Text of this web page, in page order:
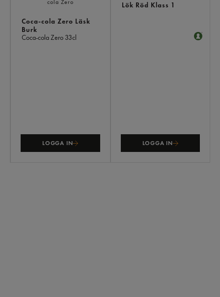
Coca-cola Zero Läsk
Burk
Coca-cola Zero 33cl
LOGGA IN
Lök Röd Klass 1
LOGGA IN